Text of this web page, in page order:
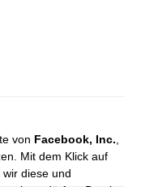
von Facebook, Inc.
Mit dem Klick auf
diese und